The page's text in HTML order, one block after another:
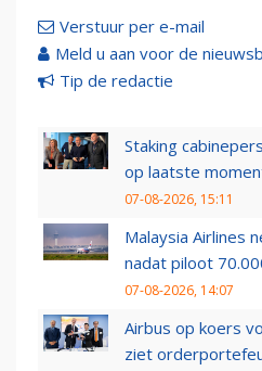
Verstuur per e-mail
Meld u aan voor de
Tip de redactie
Staking
op laatste
07-08-2026, 15:11
Malaysia Airlines
nadat piloot
07-08-2026, 14:07
Airbus op koers
ziet